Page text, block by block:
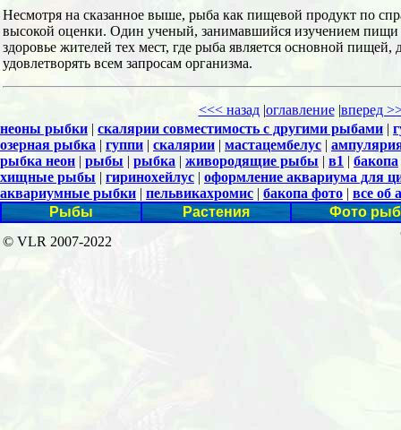
Несмотря на сказанное выше, рыба как пищевой продукт по
высокой оценки. Один ученый, занимавшийся изучением пищи
здоровье жителей тех мест, где рыба является основной пищей,
удовлетворять всем запросам организма.
<<< назад|оглавление|вперед
неоны рыбки | скалярии совместимость с другими рыбами |
озерная рыбка | гуппи | скалярии | мастацембелус |
рыбка неон | рыбы | рыбка | живородящие рыбы | в1 | бакопа
хищные рыбы | гиринохейлус | оформление аквариума для
аквариумные рыбки | пельвикахромис | бакопа фото | все об
Рыбы
Растения
Фото рыб
© VLR 2007-2022